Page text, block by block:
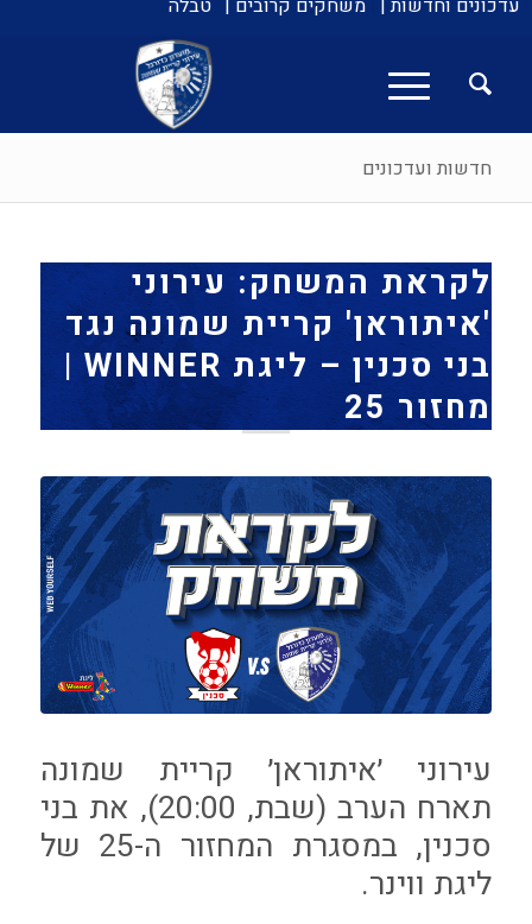
עדכונים וחדשות | משחקים קרובים | טבלה
חדשות ועדכונים
לקראת המשחק: עירוני
'איתוראן' קריית שמונה נגד
בני סכנין – ליגת WINNER |
מחזור 25
עירוני ׳איתוראן׳ קריית שמונה
תארח הערב (שבת, 20:00), את בני
סכנין, במסגרת המחזור ה-25 של
ליגת ווינר.